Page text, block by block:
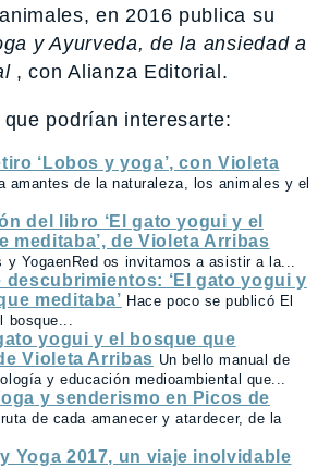
en 2016 publica su
y Ayurveda, de la ansiedad a
, con Alianza Editorial.
podrían interesarte:
‘Lobos y yoga’, con Violeta
amantes de la naturaleza, los animales y el
del libro ‘El gato yogui y el
meditaba’, de Violeta Arribas
y YogaenRed os invitamos a asistir a la...
descubrimientos: ‘El gato yogui y
meditaba’ Hace poco se publicó El
bosque...
yogui y el bosque que
Violeta Arribas Un bello manual de
y educación medioambiental que...
y senderismo en Picos de
de cada amanecer y atardecer, de la
Yoga 2017, un viaje inolvidable